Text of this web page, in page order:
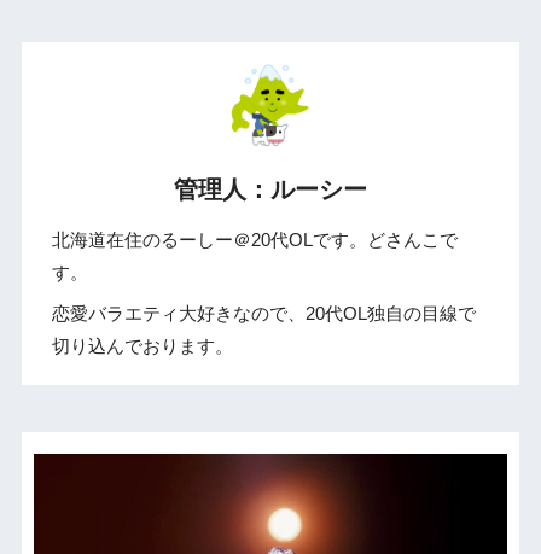
管理人：ルーシー
北海道在住のるーしー＠20代OLです。どさんこで
す。
恋愛バラエティ大好きなので、20代OL独自の目線で
切り込んでおります。